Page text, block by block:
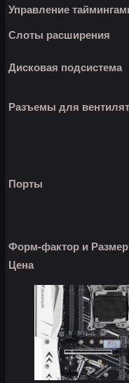
Управление
Слоты расширения
Дисковая подсистема
Разъемы для
Порты
Форм-фактор и
Цена